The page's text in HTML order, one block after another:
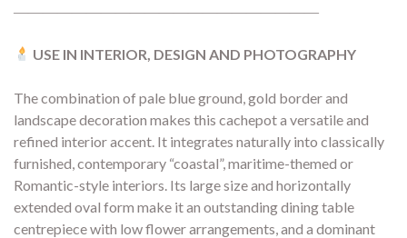
―――――――――――――――――――――
USE IN INTERIOR, DESIGN AND PHOTOGRAPHY
The combination of pale blue ground, gold border and
landscape decoration makes this cachepot a versatile and
refined interior accent. It integrates naturally into classically
furnished, contemporary “coastal”, maritime-themed or
Romantic-style interiors. Its large size and horizontally
extended oval form make it an outstanding dining table
centrepiece with low flower arrangements, and a dominant